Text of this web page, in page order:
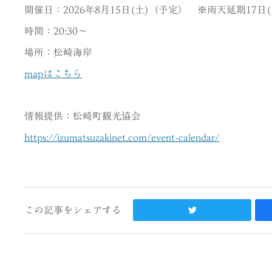
開催日：2026年8月15日(土)（予定） ※雨天延期17日
時間：20:30～
場所：松崎海岸
mapはこちら
情報提供：松崎町観光協会
https://izumatsuzakinet.com/event-calendar/